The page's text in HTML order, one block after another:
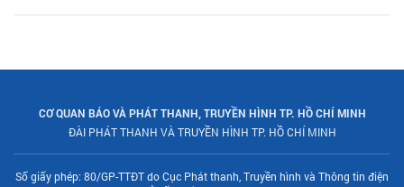
CƠ QUAN BÁO VÀ PHÁT THANH, TRUYỀN HÌNH TP. HỒ CHÍ MINH
ĐÀI PHÁT THANH VÀ TRUYỀN HÌNH TP. HỒ CHÍ MINH
Số giấy phép: 80/GP-TTĐT do Cục Phát thanh, Truyền hình và Thông tin điện